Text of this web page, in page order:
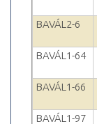
BAVÁL2-6
BAVÁL1-64
BAVÁL1-66
BAVÁL1-97